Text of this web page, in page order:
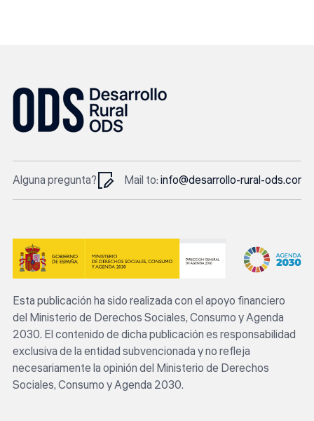
Alguna pregunta? Mail to:info@desarrollo-rural-ods.com
Esta publicación ha sido realizada con el apoyo financiero
del Ministerio de Derechos Sociales, Consumo y Agenda
2030. El contenido de dicha publicación es responsabilidad
exclusiva de la entidad subvencionada y no refleja
necesariamente la opinión del Ministerio de Derechos
Sociales, Consumo y Agenda 2030.